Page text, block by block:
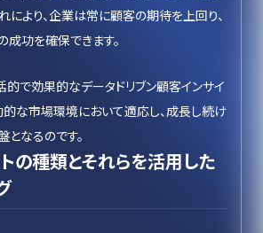
により、企業は常に顧客の期待を上回り、
功を確保できます。
的で効果的なデータドリブン顧客インサイ
的な市場環境において適応し、成長し続け
なるのです。
の種類とそれらを活用した